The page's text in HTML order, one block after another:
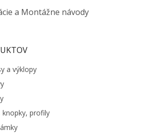
a Montážne návody
a výklopy
knopky, profily